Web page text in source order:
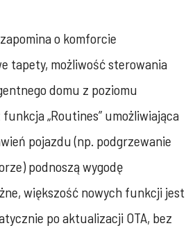
o komforcie
tapety, możliwość sterowania
domu z poziomu
„Routines” umożliwiająca
pojazdu (np. podgrzewanie
podnoszą wygodę
większość nowych funkcji jest
po aktualizacji OTA, bez